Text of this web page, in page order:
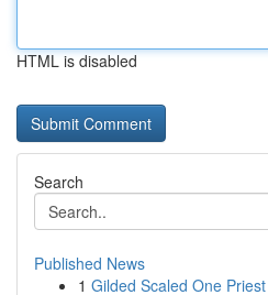
HTML is disabled
Search
Published News
1 Gilded Scaled One